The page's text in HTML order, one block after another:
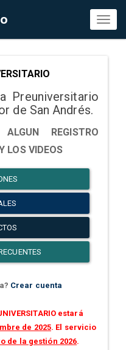
Preuniversitario
de San Andrés.
REGISTRO
LOS VIDEOS
Crear cuenta
estará
de 2025. El servicio
de la gestión 2026.